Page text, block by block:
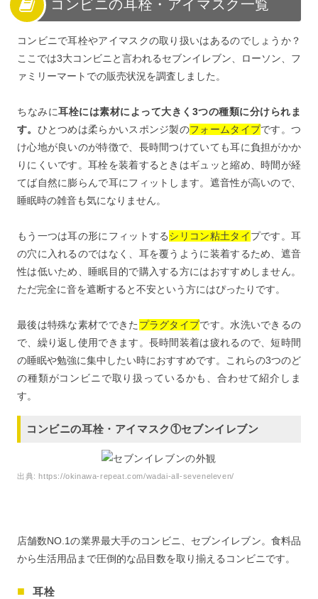
コンビニの耳栓・アイマスク一覧
コンビニで耳栓やアイマスクの取り扱いはあるのでしょうか？
ここでは3大コンビニと言われるセブンイレブン、ローソン、フ
ァミリーマートでの販売状況を調査しました。
ちなみに耳栓には素材によって大きく3つの種類に分けられま
す。 ひとつめは柔らかいスポンジ製のフォームタイプです。つ
け心地が良いのが特徴で、長時間つけていても耳に負担がかか
りにくいです。耳栓を装着するときはギュッと縮め、時間が経
てば自然に膨らんで耳にフィットします。遮音性が高いので、
睡眠時の雑音も気になりません。
もう一つは耳の形にフィットするシリコン粘土タイプです。耳
の穴に入れるのではなく、耳を覆うように装着するため、遮音
性は低いため、睡眠目的で購入する方にはおすすめしません。
ただ完全に音を遮断すると不安という方にはぴったりです。
最後は特殊な素材でできた プラグタイプです。水洗いできるの
で、繰り返し使用できます。長時間装着は疲れるので、短時間
の睡眠や勉強に集中したい時におすすめです。これらの3つのど
の種類がコンビニで取り扱っているかも、合わせて紹介しま
す。
コンビニの耳栓・アイマスク①セブンイレブン
出典:https://okinawa-repeat.com/wadai-all-seveneleven/
店舗数NO.1の業界最大手のコンビニ、セブンイレブン。食料品
から生活用品まで圧倒的な品目数を取り揃えるコンビニです。
耳栓